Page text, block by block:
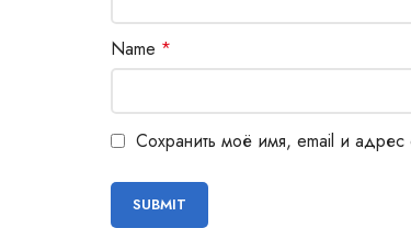
Name *
Сохранить моё имя, email и